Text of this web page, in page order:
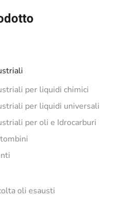
per liquidi chimici
per liquidi universali
per oli e Idrocarburi
oli esausti